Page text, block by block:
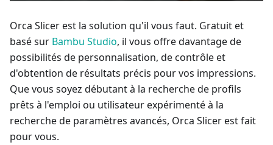
Orca Slicer est la solution qu'il vous faut. Gratuit et
basé sur Bambu Studio, il vous offre davantage de
possibilités de personnalisation, de contrôle et
d'obtention de résultats précis pour vos impressions.
Que vous soyez débutant à la recherche de profils
prêts à l'emploi ou utilisateur expérimenté à la
recherche de paramètres avancés, Orca Slicer est fait
pour vous.